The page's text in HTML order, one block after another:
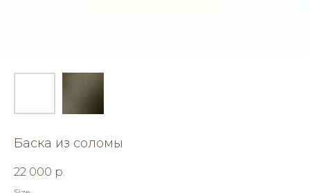
Баска из соломы
22 000 р.